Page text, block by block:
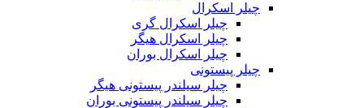
چیلر اسکرال
چیلر اسکرال گری
چیلر اسکرال هیگر
چیلر اسکرال بوران
چیلر پیستونی
چیلر سیلندر پیستونی هیگر
چیلر سیلندر پیستونی بوران